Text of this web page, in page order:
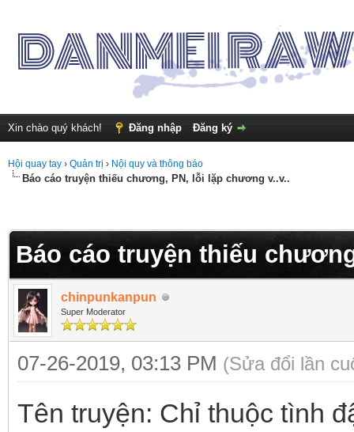
Xin chào quý khách! Đăng nhập Đăng ký
Hội quay tay › Quản trị › Nội quy và thông báo
Báo cáo truyện thiếu chương, PN, lỗi lặp chương v..v..
Báo cáo truyện thiếu
chinpunkanpun
Super Moderator
07-26-2019, 03:13 PM (Sửa đổi lần
Tên truyện: Chỉ thuộc tình